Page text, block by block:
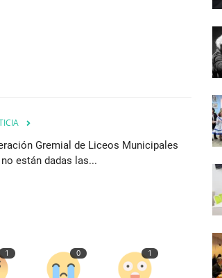
Gremial de Liceos Municipales
están dadas las...
1 0 1